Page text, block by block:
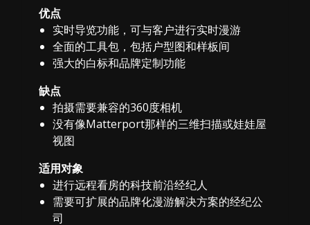
优点
实时导览功能，可与客户进行实时漫游
全面的工具包，包括户型图和样板间
强大的白标和品牌定制功能
缺点
拍摄需要兼容的360度相机
没有像Matterport那样的三维扫描或娃娃屋
视图
适用对象
进行远程看房的科技前沿经纪人
需要可扩展的品牌化漫游解决方案的经纪公
司